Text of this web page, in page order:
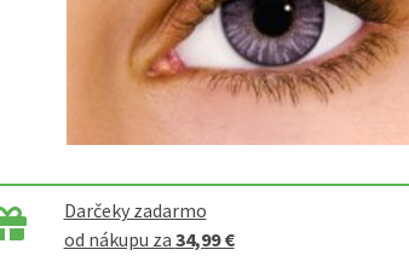
Darčeky zadarmo
od nákupu za 34,99 €